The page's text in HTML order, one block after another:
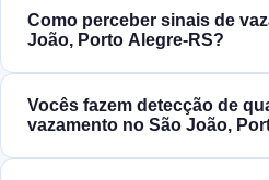
Como perceber sinais de
João, Porto Alegre‑RS?
Vocês fazem detecção de
vazamento no São João,